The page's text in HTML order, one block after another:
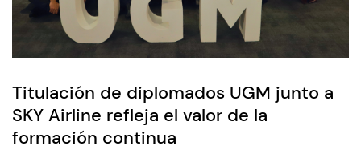
Titulación de diplomados UGM junto a
SKY Airline refleja el valor de la
formación continua